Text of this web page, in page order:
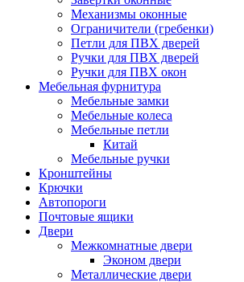
Механизмы оконные
Ограничители (гребенки)
Петли для ПВХ дверей
Ручки для ПВХ дверей
Ручки для ПВХ окон
Мебельная фурнитура
Мебельные замки
Мебельные колеса
Мебельные петли
Китай
Мебельные ручки
Кронштейны
Крючки
Автопороги
Почтовые ящики
Двери
Межкомнатные двери
Эконом двери
Металлические двери